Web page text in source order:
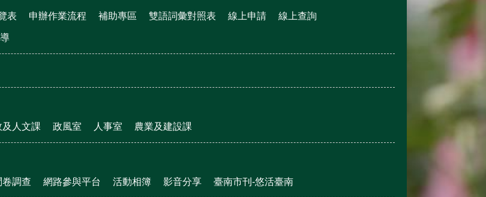
表 申辦作業流程 補助專區 雙語詞彙對照表 線上申請 線上查詢
及人文課 政風室 人事室 農業及建設課
卷調查 網路參與平台 活動相簿 影音分享 臺南市刊-悠活臺南